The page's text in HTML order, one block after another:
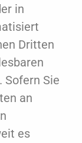
in
Dritten
Sofern Sie
an
es